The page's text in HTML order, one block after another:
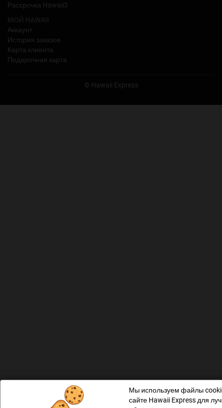
Мы используем файлы
сайте Hawaii Express для
Pассрочка Hawaii3
Аккаунт
История заказов
Карта клиента
Подарочная карта
© Hawaii Express